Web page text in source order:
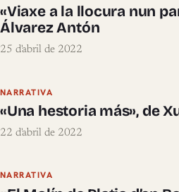
«Viaxe a la llocura nun
Álvarez Antón
25 d'abril de 2022
NARRATIVA
«Una hestoria más», de
22 d'abril de 2022
NARRATIVA